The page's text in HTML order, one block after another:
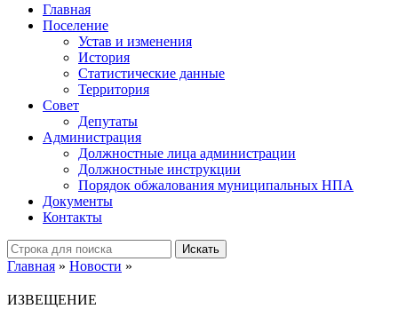
Главная
Поселение
Устав и изменения
История
Статистические данные
Территория
Совет
Депутаты
Администрация
Должностные лица администрации
Должностные инструкции
Порядок обжалования муниципальных НПА
Документы
Контакты
Искать
Главная » Новости »
ИЗВЕЩЕНИЕ